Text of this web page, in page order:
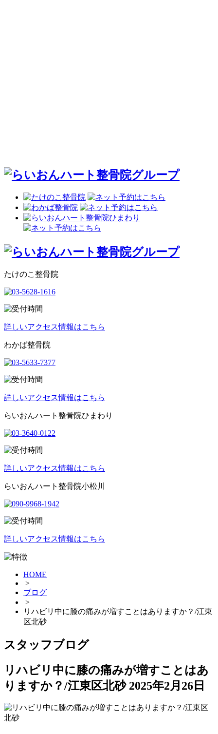
たけのこ整骨院
詳しいアクセス情報はこちら
わかば整骨院
詳しいアクセス情報はこちら
らいおんハート整骨院ひまわり
詳しいアクセス情報はこちら
らいおんハート整骨院小松川
詳しいアクセス情報はこちら
HOME
>
ブログ
>
リハビリ中に膝の痛みが増すことはありますか？/江東
区北砂
スタッフブログ
リハビリ中に膝の痛みが増すことはあ
りますか？/江東区北砂 2025年2月26日